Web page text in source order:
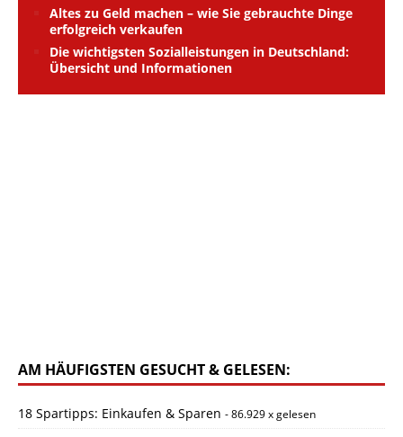
Altes zu Geld machen – wie Sie gebrauchte Dinge
erfolgreich verkaufen
Die wichtigsten Sozialleistungen in Deutschland:
Übersicht und Informationen
AM HÄUFIGSTEN GESUCHT & GELESEN:
18 Spartipps: Einkaufen & Sparen - 86.929 x gelesen